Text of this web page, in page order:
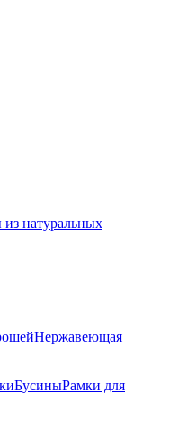
натуральных
Нержавеющая
БусиныРамки для